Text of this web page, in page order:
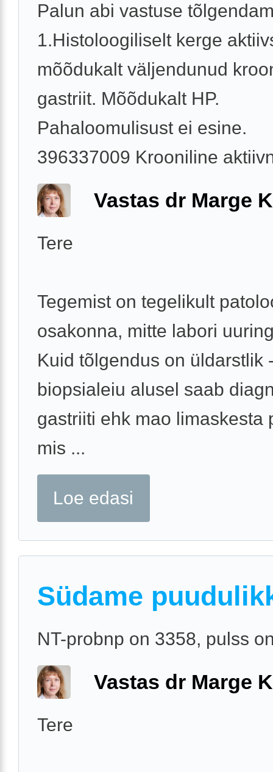
Palun abi vastuse
1.Histoloogiliselt kerge
mõõdukalt väljendunud
gastriit. Mõõdukalt HP.
Pahaloomulisust ei esine.
396337009 Krooniline
Vastas dr Marge
Tere
Tegemist on tegelikult
osakonna, mitte labori
Kuid tõlgendus on üldarstlik
biopsialeiu alusel saab
gastriiti ehk mao limaskesta
mis ...
Loe edasi
Südame
NT-probnp on 3358, pulss
Vastas dr Marge
Tere